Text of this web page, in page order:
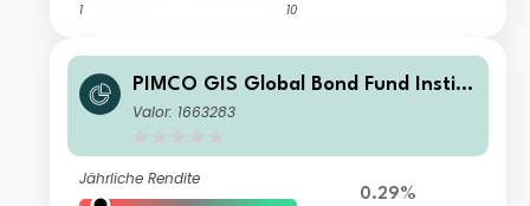
1 10
PIMCO GIS Global Bond Fund Institu
tional GBP (Hedged) Accumulation
Valor: 1663283
Jährliche Rendite
0.29%